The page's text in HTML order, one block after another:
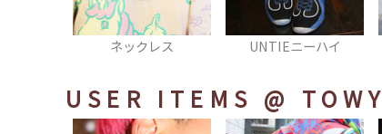
UNTIEニーハイ ブルゾン
USER ITEMS @ TOWY